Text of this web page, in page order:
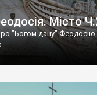
Місто
"Богом дану"